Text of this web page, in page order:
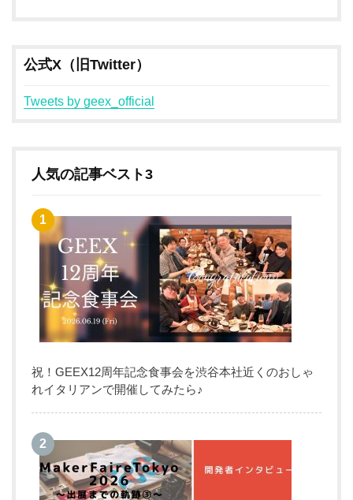
公式X（旧Twitter）
Tweets by geex_official
人気の記事ベスト3
祝！GEEX12周年記念食事会を渋谷本社近くのおしゃ
れイタリアンで開催してみたら♪